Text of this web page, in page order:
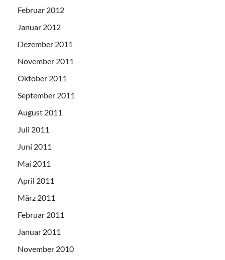
Februar 2012
Januar 2012
Dezember 2011
November 2011
Oktober 2011
September 2011
August 2011
Juli 2011
Juni 2011
Mai 2011
April 2011
März 2011
Februar 2011
Januar 2011
November 2010